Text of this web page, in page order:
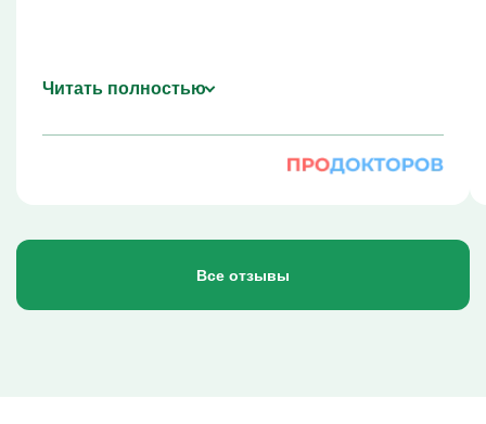
Читать полностью
Все отзывы